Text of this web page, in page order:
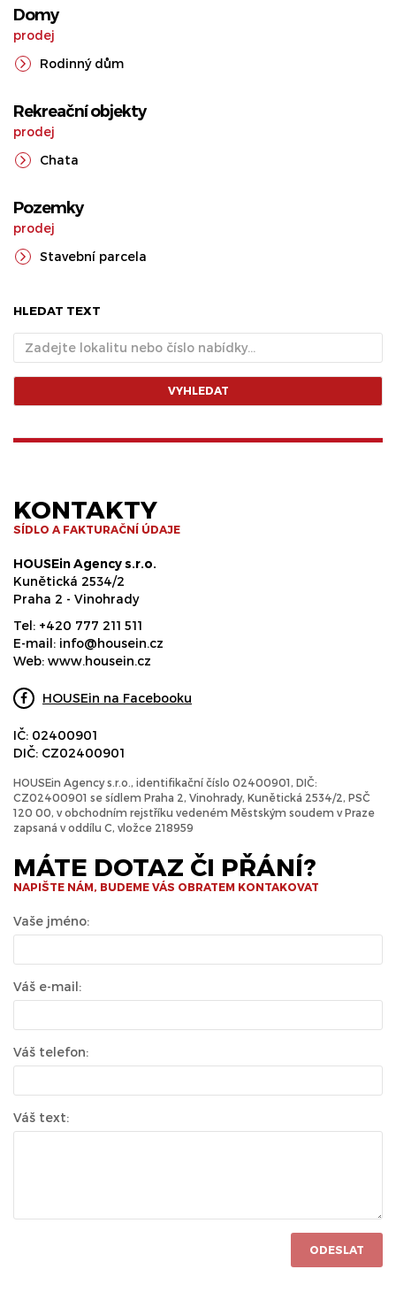
Domy
prodej
Rodinný dům
Rekreační objekty
prodej
Chata
Pozemky
prodej
Stavební parcela
HLEDAT TEXT
VYHLEDAT
KONTAKTY
SÍDLO A FAKTURAČNÍ ÚDAJE
HOUSEin Agency s.r.o.
Kunětická 2534/2
Praha 2 - Vinohrady
Tel: +420 777 211 511
E-mail: info@housein.cz
Web: www.housein.cz
HOUSEin na Facebooku
IČ: 02400901
DIČ: CZ02400901
HOUSEin Agency s.r.o., identifikační číslo 02400901, DIČ:
CZ02400901 se sídlem Praha 2, Vinohrady, Kunětická 2534/2, PSČ
120 00, v obchodním rejstříku vedeném Městským soudem v Praze
zapsaná v oddílu C, vložce 218959
MÁTE DOTAZ ČI PŘÁNÍ?
NAPIŠTE NÁM, BUDEME VÁS OBRATEM KONTAKOVAT
Vaše jméno:
Váš e-mail:
Váš telefon:
Váš text:
ODESLAT